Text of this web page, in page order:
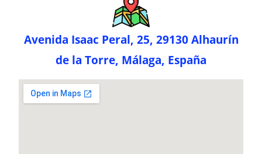
Avenida Isaac Peral, 25, 29130 Alhaurín
de la Torre, Málaga, España